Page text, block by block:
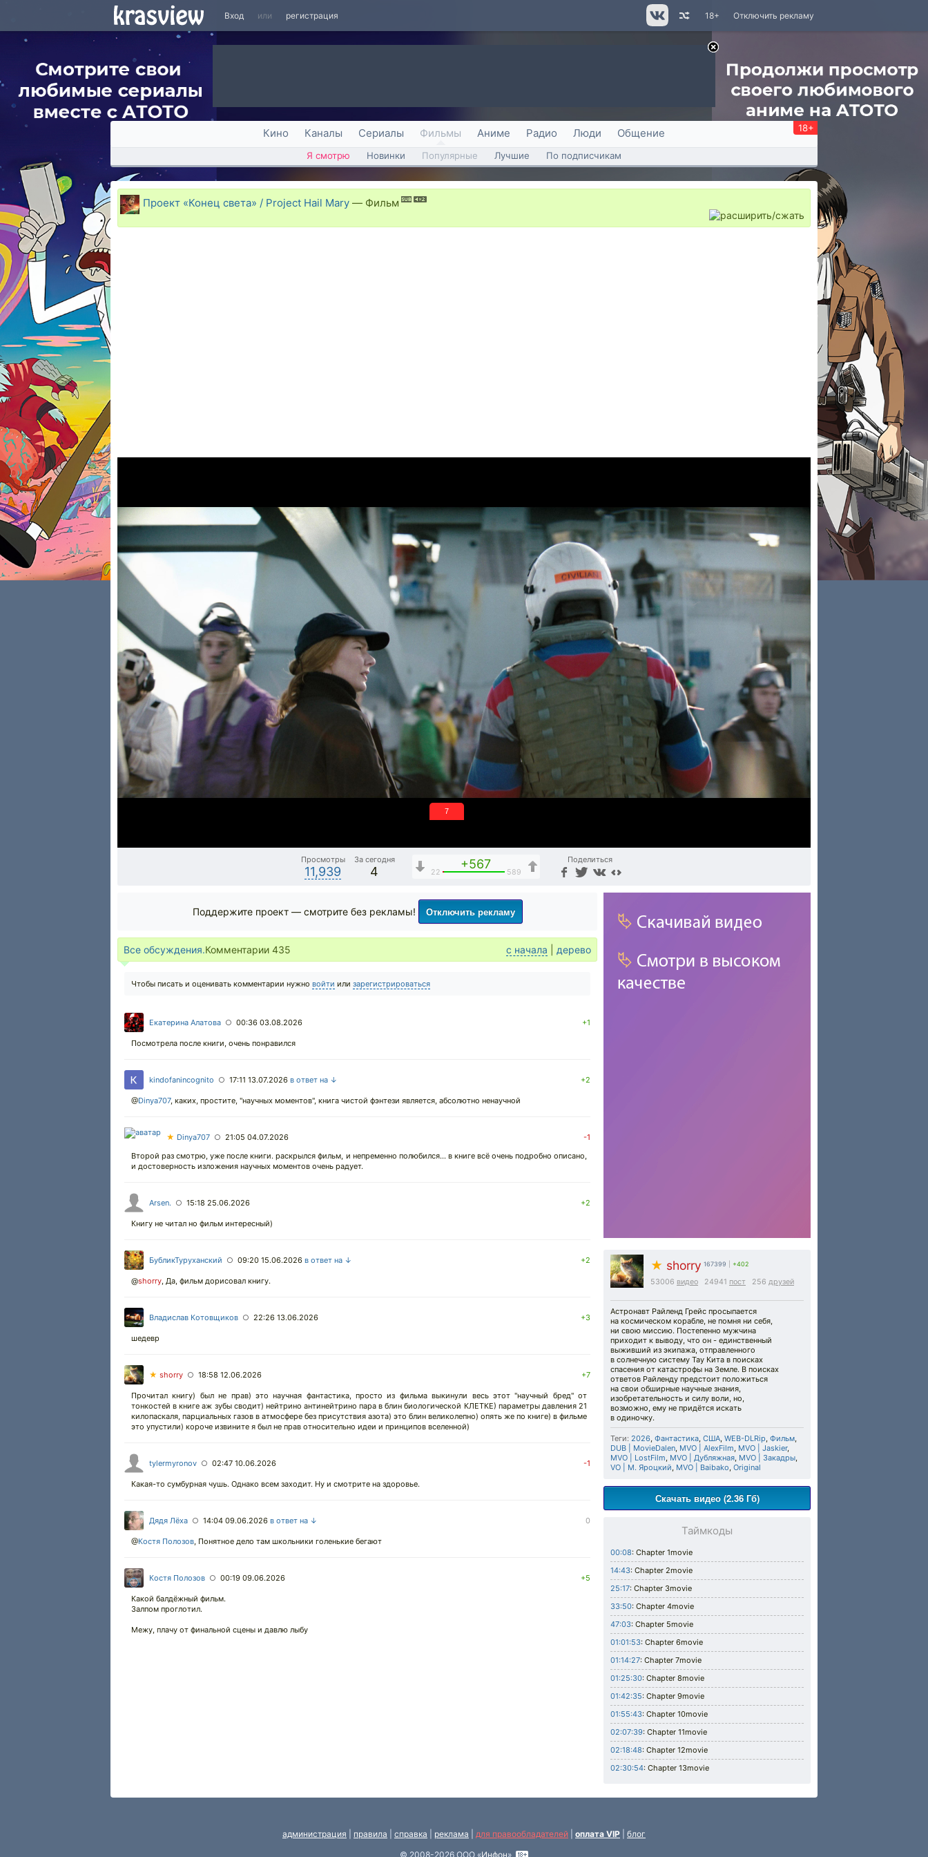
Вход или регистрация Отключить рекламу
18+
Кино Каналы Сериалы Фильмы Аниме Радио Люди Общение 18+
Я смотрю Новинки Популярные Лучшие По подписчикам
Проект «Конец света» / Project Hail Mary — Фильм
6
Просмотры
11,939
За сегодня
4
+567
22 589
Поделиться
★ shorry 167399 +402
53006 видео 24941 пост 256 друзей
Астронавт Райленд Грейс просыпается
на космическом корабле, не помня ни себя,
ни свою миссию. Постепенно мужчина
приходит к выводу, что он - единственный
выживший из экипажа, отправленного
в солнечную систему Тау Кита в поисках
спасения от катастрофы на Земле. В поисках
ответов Райленду предстоит положиться
на свои обширные научные знания,
изобретательность и силу воли, но,
возможно, ему не придётся искать
в одиночку.
Теги: 2026 Фантастика США WEB-DLRip Фильм
DUB | MovieDalen MVO | AlexFilm MVO | Jaskier,
MVO | LostFilm MVO | Дубляжная MVO | Закадры
VO | М. Яроцкий MVO | Baibako Original
Скачать видео (2.36 Гб)
Таймкоды
00:08: Chapter 1movie
14:43: Chapter 2movie
25:17: Chapter 3movie
33:50: Chapter 4movie
47:03: Chapter 5movie
01:01:53: Chapter 6movie
01:14:27: Chapter 7movie
01:25:30: Chapter 8movie
01:42:35: Chapter 9movie
01:55:43: Chapter 10movie
02:07:39: Chapter 11movie
02:18:48: Chapter 12movie
02:30:54: Chapter 13movie
Поддержите проект — смотрите без рекламы! Отключить рекламу
Все обсуждения.Комментарии 435 с начала дерево
Чтобы писать и оценивать комментарии нужно войти или зарегистрироваться
Екатерина Алатова ○ 00:36 03.08.2026 +1
Посмотрела после книги, очень понравился
kindofanincognito ○ 17:11 13.07.2026 в ответ на ↓ +2
@Dinya707, каких, простите, "научных моментов", книга чистой фэнтези является, абсолютно ненаучной
★ Dinya707 ○ 21:05 04.07.2026
-1
Второй раз смотрю, уже после книги. раскрылся фильм, и непременно полюбился... в книге всё очень подробно описано,
и достоверность изложения научных моментов очень радует.
Arsen. ○ 15:18 25.06.2026 +2
Книгу не читал но фильм интересный)
БубликТуруханский ○ 09:20 15.06.2026 в ответ на ↓ +2
@shorry Да, фильм дорисовал книгу.
Владислав Котовщиков ○ 22:26 13.06.2026 +3
шедевр
★ shorry ○ 18:58 12.06.2026 +7
Прочитал книгу) был не прав) это научная фантастика, просто из фильма выкинули весь этот "научный бред" от
тонкостей в книге аж зубы сводит) нейтрино антинейтрино пара в блин биологической КЛЕТКЕ) параметры давления 21
килопаскаля, парциальных газов в атмосфере без присутствия азота) это блин великолепно) опять же по книге) в фильме
это упустили) короче извините я был не прав относительно идеи и принципов вселенной)
tylermyronov ○ 02:47 10.06.2026 -1
Какая-то сумбурная чушь. Однако всем заходит. Ну и смотрите на здоровье.
Дядя Лёха ○ 14:04 09.06.2026 в ответ на ↓ 0
@Костя Полозов Понятное дело там школьники голенькие бегают
Костя Полозов ○ 00:19 09.06.2026 +5
Какой балдёжный фильм.
Залпом проглотил.
Межу, плачу от финальной сцены и давлю лыбу
администрация правила справка реклама для правообладателей оплата VIP
блог
© 2008-2026 ООО «Инфон»